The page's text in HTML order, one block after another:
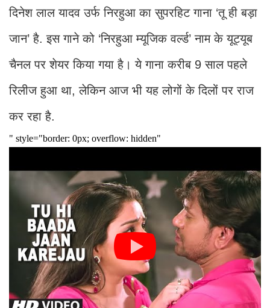
दिनेश लाल यादव उर्फ ​​निरहुआ का सुपरहिट गाना ‘तू ही बड़ा
जान’ है. इस गाने को ‘निरहुआ म्यूजिक वर्ल्ड’ नाम के यूट्यूब
चैनल पर शेयर किया गया है। ये गाना करीब 9 साल पहले
रिलीज हुआ था, लेकिन आज भी यह लोगों के दिलों पर राज
कर रहा है.